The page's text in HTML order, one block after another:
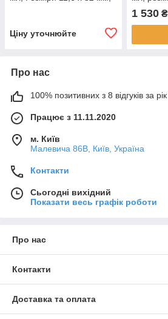
Ціну уточнюйте
15мм,
1 530
Про нас
100% позитивних з 8 відгуків за рік
Працює з 11.11.2020
м. Київ
Малевича 86В, Київ, Україна
Контакти
Сьогодні вихідний
Показати весь графік роботи
Про нас
Контакти
Доставка та оплата